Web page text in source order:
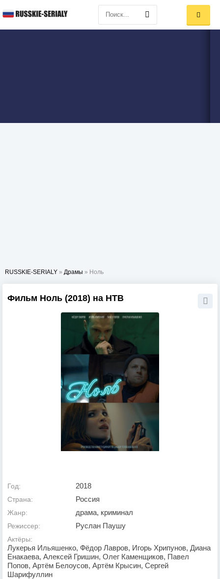
RUSSKIE-SERIALY » Драмы » Ноль
Фильм Ноль (2018) на НТВ
Год: 2018
Страна: Россия
Жанр: драма, криминал
Режиссер: Руслан Паушу
Актёры:
Лукерья Ильяшенко, Фёдор Лавров, Игорь Хрипунов, Диана
Енакаева, Алексей Гришин, Олег Каменщиков, Павел
Попов, Артём Белоусов, Артём Крысин, Сергей
Шарифуллин